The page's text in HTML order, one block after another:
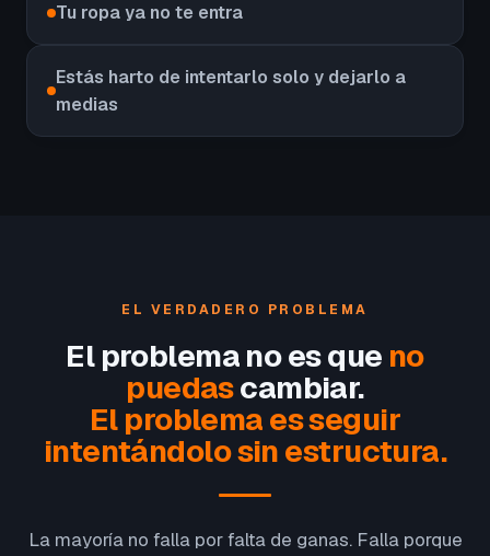
Tu ropa ya no te entra
Estás harto de intentarlo solo y dejarlo a
medias
EL VERDADERO PROBLEMA
El problema no es que no
puedascambiar.
El problema es seguir
intentándolo sin estructura.
La mayoría no falla por falta de ganas. Falla porque